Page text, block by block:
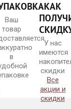
Нежная груша
LOVE
Ваш
товар
в
КАК
У нас
имеются
скидки
Все
акции и
скидки